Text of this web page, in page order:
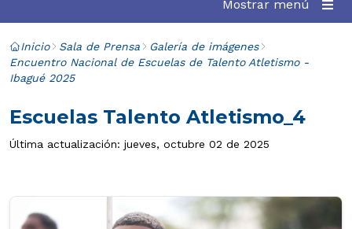
Mostrar menú
Inicio Sala de Prensa
Galería de imágenes
Encuentro Nacional de Escuelas de Talento Atletismo -
Ibagué 2025
Escuelas Talento Atletismo_4
Última actualización: jueves, octubre 02 de 2025